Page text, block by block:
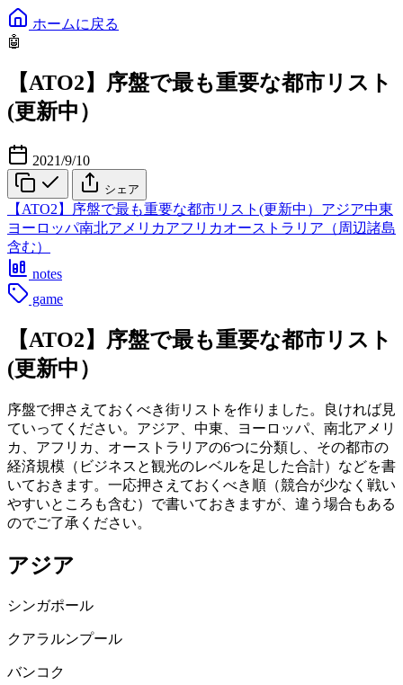
ホームに戻る
🤖
【ATO2】序盤で最も重要な都市リスト
(更新中）
2021/9/10
シェア
【ATO2】序盤で最も重要な都市リスト(更新中） アジア中東
ヨーロッパ南北アメリカアフリカオーストラリア（周辺諸島
含む）
notes
game
【ATO2】序盤で最も重要な都市リスト
(更新中）
序盤で押さえておくべき街リストを作りました。良ければ見
ていってください。アジア、中東、ヨーロッパ、南北アメリ
カ、アフリカ、オーストラリアの6つに分類し、その都市の
経済規模（ビジネスと観光のレベルを足した合計）などを書
いておきます。一応押さえておくべき順（競合が少なく戦い
やすいところも含む）で書いておきますが、違う場合もある
のでご了承ください。
アジア
シンガポール
クアラルンプール
バンコク